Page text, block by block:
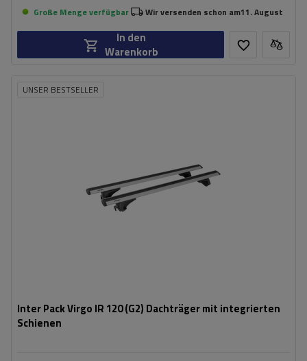
Große Menge verfügbar Wir versenden schon am11. August
In den
Warenkorb
UNSER BESTSELLER
Inter Pack Virgo IR 120 (G2) Dachträger mit integrierten
Schienen